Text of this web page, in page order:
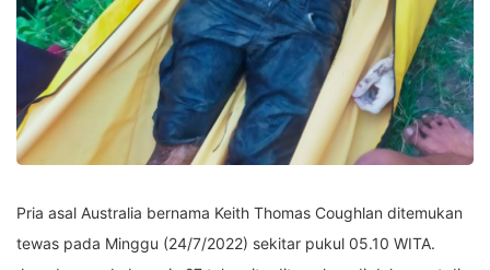
Pria asal Australia bernama Keith Thomas Coughlan ditemukan
tewas pada Minggu (24/7/2022) sekitar pukul 05.10 WITA.